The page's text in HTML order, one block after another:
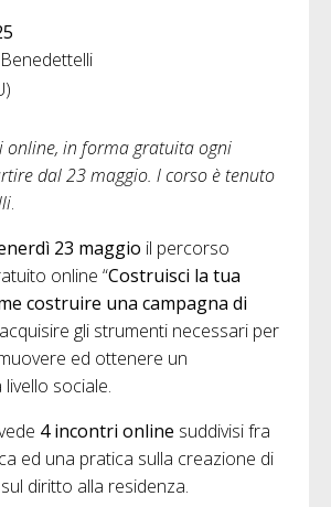
online, in forma gratuita ogni
dal 23 maggio. l corso è tenuto
.
23 maggio il percorso
online “Costruisci la tua
costruire una campagna di
gli strumenti necessari per
ed ottenere un
sociale.
4 incontri online suddivisi fra
ed una pratica sulla creazione di
diritto alla residenza.